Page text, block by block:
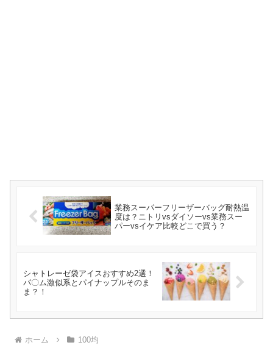
業務スーパーフリーザーバッグ耐熱温
度は？ニトリvsダイソーvs業務スー
パーvsイケア比較どこで買う？
シャトレーゼ袋アイスおすすめ2選！
パ〇ム激似系とパイナップルそのま
ま？！
ホーム 100均